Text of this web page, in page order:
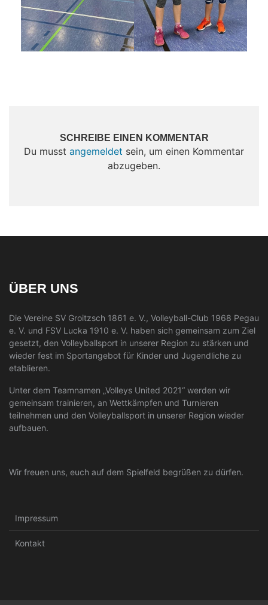
SCHREIBE EINEN KOMMENTAR
Du musst angemeldet sein, um einen Kommentar
abzugeben.
ÜBER UNS
Die Vereine SV Groitzsch 1861 e. V., Volleyball-Club 1968 Pegau
e. V. und FSV Lucka 1910 e. V. haben sich gemeinsam zum Ziel
gesetzt, den Volleyballsport in unserer Region zu stärken und
wieder fest im Sportangebot für Kinder und Jugendliche zu
etablieren.
Unter dem Teamnamen „Volleys United 2021“ werden wir
gemeinsam trainieren, an Wettkämpfen und Turnieren
teilnehmen und den Volleyballsport in unserer Region wieder
aufbauen.
Wir freuen uns, euch auf dem Spielfeld begrüßen zu dürfen.
Impressum
Kontakt